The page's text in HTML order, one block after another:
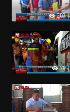
203 |
79 |